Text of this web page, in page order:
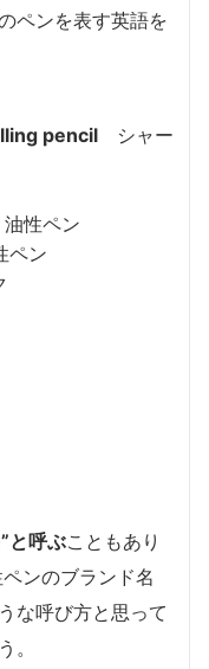
ペンを表す英語を
pencil シャー
性ペン
ペン
と呼ぶこともあり
ンのブランド名
な呼び方と思って
。